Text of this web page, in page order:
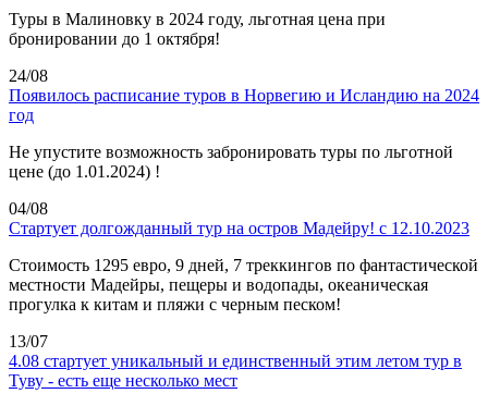
Туры в Малиновку в 2024 году, льготная цена при
бронировании до 1 октября!
24/08
Появилось расписание туров в Норвегию и Исландию на 2024
год
Не упустите возможность забронировать туры по льготной
цене (до 1.01.2024) !
04/08
Стартует долгожданный тур на остров Мадейру! с 12.10.2023
Стоимость 1295 евро, 9 дней, 7 треккингов по фантастической
местности Мадейры, пещеры и водопады, океаническая
прогулка к китам и пляжи с черным песком!
13/07
4.08 стартует уникальный и единственный этим летом тур в
Туву - есть еще несколько мест